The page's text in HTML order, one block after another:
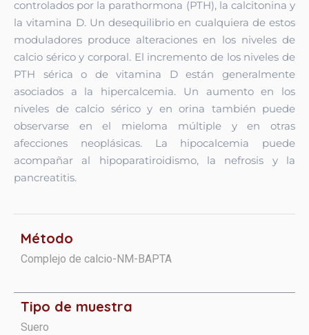
controlados por la parathormona (PTH), la calcitonina y
la vitamina D. Un desequilibrio en cualquiera de estos
moduladores produce alteraciones en los niveles de
calcio sérico y corporal. El incremento de los niveles de
PTH sérica o de vitamina D están generalmente
asociados a la hipercalcemia. Un aumento en los
niveles de calcio sérico y en orina también puede
observarse en el mieloma múltiple y en otras
afecciones neoplásicas. La hipocalcemia puede
acompañar al hipoparatiroidismo, la nefrosis y la
pancreatitis.
Método
Complejo de calcio-NM-BAPTA
Tipo de muestra
Suero